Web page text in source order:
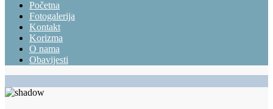
Početna
Fotogalerija
Kontakt
Korizma
O nama
Obavijesti